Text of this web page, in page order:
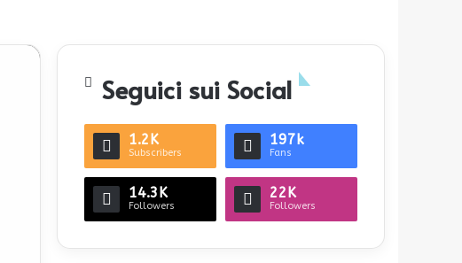
Seguici sui Social
1.2K
Subscribers
197k
Fans
14.3K
Followers
22K
Followers